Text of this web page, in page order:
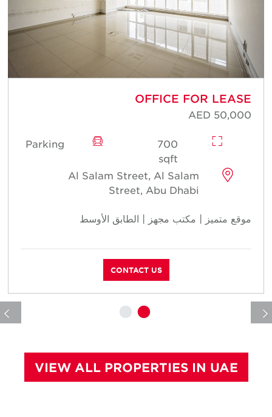
OFFICE FOR LEASE
AED 50,000
700
sqft
Parking
Al Salam Street, Al Salam
Street, Abu Dhabi
موقع متميز | مكتب مجهز | الطابق الأوسط
CONTACT US
VIEW ALL PROPERTIES IN UAE